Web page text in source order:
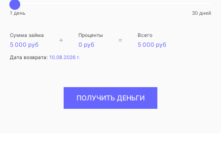
1 день 30 дней
Сумма займа
5 000 руб
+ Проценты
0 руб
= Всего
5 000 руб
Дата возврата: 10.08.2026 г.
ПОЛУЧИТЬ ДЕНЬГИ